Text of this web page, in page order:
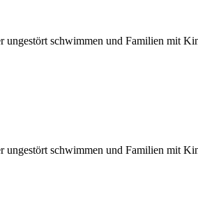
schwimmen und Familien mit
schwimmen und Familien mit